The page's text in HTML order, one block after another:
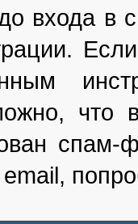
входа в
что